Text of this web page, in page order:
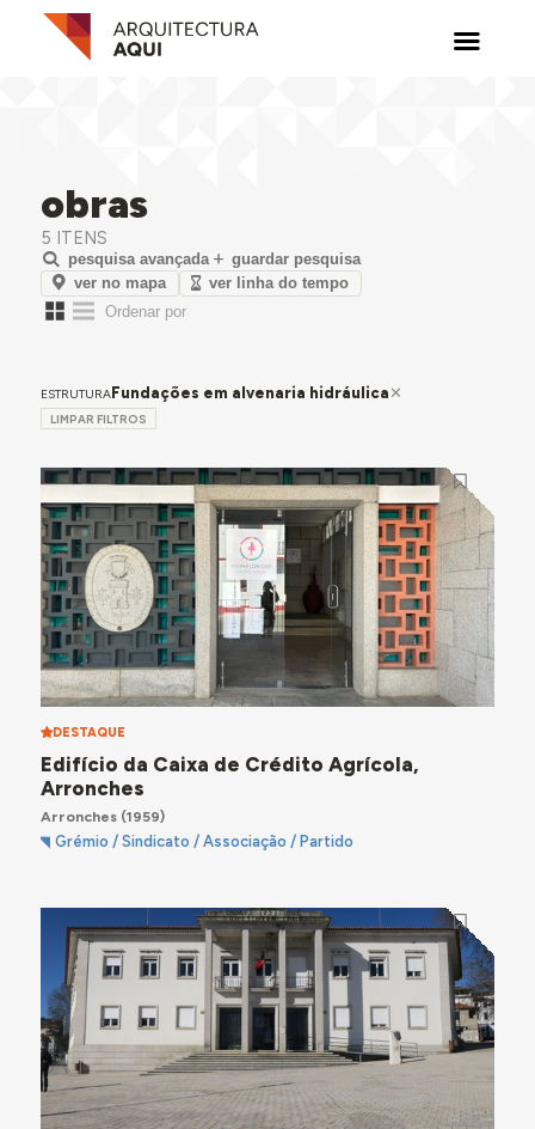
obras
5 ITENS
pesquisa avançada
guardar pesquisa
ver no mapa
ver linha do tempo
ESTRUTURAFundações em alvenaria hidráulica
LIMPAR FILTROS
DESTAQUE
Edifício da Caixa de Crédito Agrícola,
Arronches
Arronches(1959)
Grémio / Sindicato / Associação / Partido